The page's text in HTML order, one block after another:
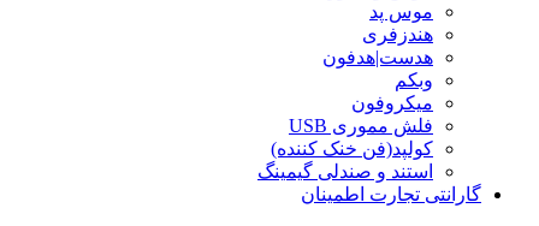
موس پد
هندزفری
هدست|هدفون
وبکم
میکروفون
فلش مموری USB
کولپد(فن خنک کننده)
استند و صندلی گیمینگ
گارانتی تجارت اطمینان